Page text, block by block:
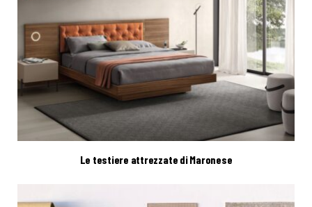
Le testiere attrezzate di Maronese